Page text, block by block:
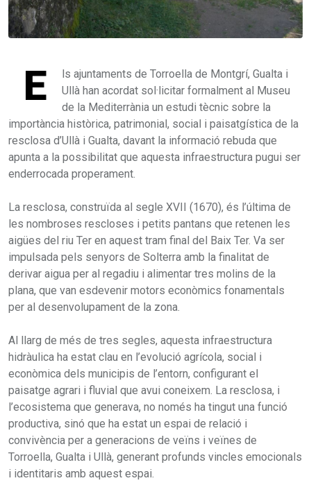
E
ls ajuntaments de Torroella de Montgrí, Gualta i
Ullà han acordat sol·licitar formalment al Museu
de la Mediterrània un estudi tècnic sobre la
importància històrica, patrimonial, social i paisatgística de la
resclosa d’Ullà i Gualta, davant la informació rebuda que
apunta a la possibilitat que aquesta infraestructura pugui ser
enderrocada properament.
La resclosa, construïda al segle XVII (1670), és l’última de
les nombroses rescloses i petits pantans que retenen les
aigües del riu Ter en aquest tram final del Baix Ter. Va ser
impulsada pels senyors de Solterra amb la finalitat de
derivar aigua per al regadiu i alimentar tres molins de la
plana, que van esdevenir motors econòmics fonamentals
per al desenvolupament de la zona.
Al llarg de més de tres segles, aquesta infraestructura
hidràulica ha estat clau en l’evolució agrícola, social i
econòmica dels municipis de l’entorn, configurant el
paisatge agrari i fluvial que avui coneixem. La resclosa, i
l’ecosistema que generava, no només ha tingut una funció
productiva, sinó que ha estat un espai de relació i
convivència per a generacions de veïns i veïnes de
Torroella, Gualta i Ullà, generant profunds vincles emocionals
i identitaris amb aquest espai.